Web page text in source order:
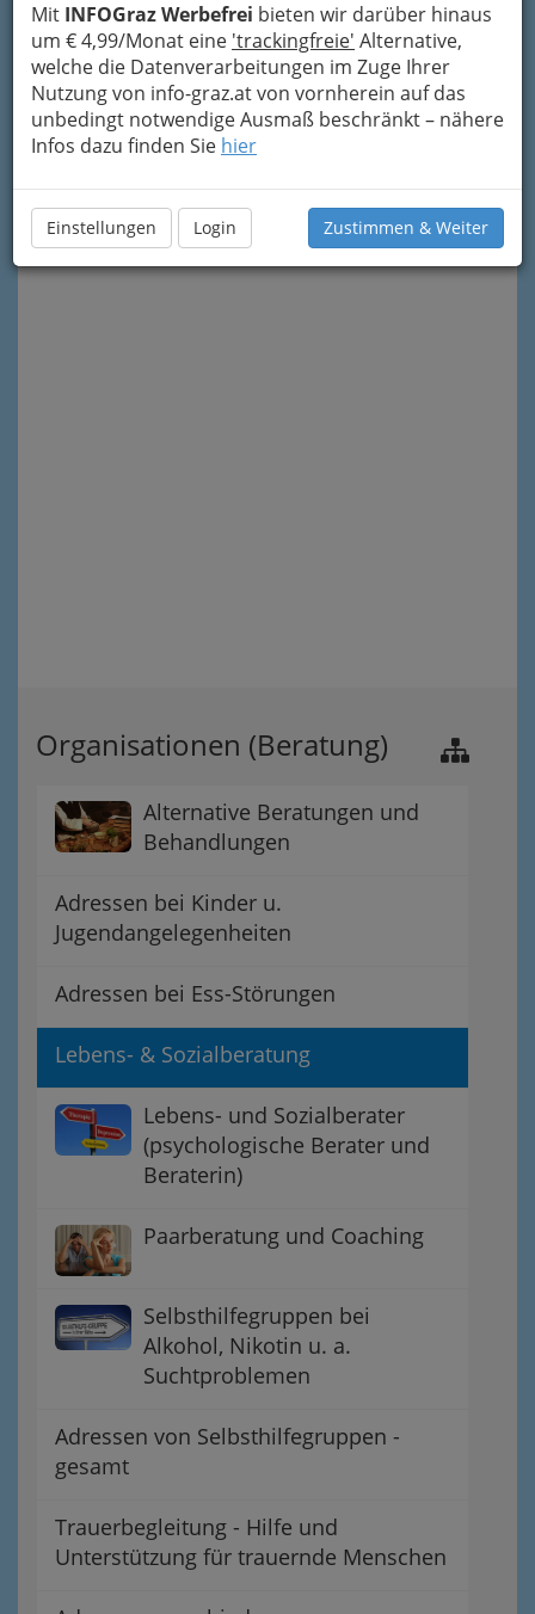
Mit INFOGraz Werbefrei bieten wir darüber hinaus
um € 4,99/Monat eine 'trackingfreie' Alternative,
welche die Datenverarbeitungen im Zuge Ihrer
Nutzung von info-graz.at von vornherein auf das
unbedingt notwendige Ausmaß beschränkt – nähere
Infos dazu finden Sie hier
Einstellungen Login Zustimmen & Weiter
Meine Nachricht senden
Organisationen (Beratung)
Alternative Beratungen und
Behandlungen
Adressen bei Kinder u.
Jugendangelegenheiten
Adressen bei Ess-Störungen
Lebens- & Sozialberatung
Lebens- und Sozialberater
(psychologische Berater und
Beraterin)
Paarberatung und Coaching
Selbsthilfegruppen bei
Alkohol, Nikotin u. a.
Suchtproblemen
Adressen von Selbsthilfegruppen -
gesamt
Trauerbegleitung - Hilfe und
Unterstützung für trauernde Menschen